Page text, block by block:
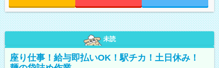
未読
座り仕事！給与即払いOK！駅チカ！土日休み！